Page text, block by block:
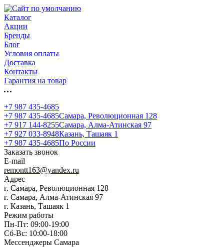
Каталог
Акции
Бренды
Блог
Условия оплаты
Доставка
Контакты
Гарантия на товар
+7 987 435-4685
+7 987 435-4685Самара, Революционная 128
+7 917 144-8255Самара, Алма-Атинская 97
+7 927 033-8948Казань, Ташаяк 1
+7 987 435-4685По России
Заказать звонок
E-mail
remontt163@yandex.ru
Адрес
г. Самара, Революционная 128
г. Самара, Алма-Атинская 97
г. Казань, Ташаяк 1
Режим работы
Пн-Пт: 09:00-19:00
Сб-Вс: 10:00-18:00
Мессенджеры Самара